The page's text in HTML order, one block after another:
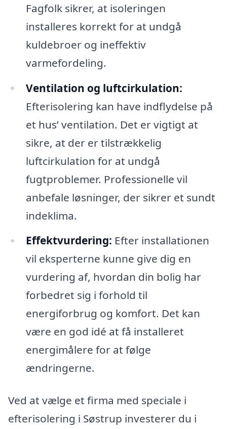
Fagfolk sikrer, at isoleringen
installeres korrekt for at undgå
kuldebroer og ineffektiv
varmefordeling.
Ventilation og luftcirkulation:
Efterisolering kan have indflydelse på
et hus’ ventilation. Det er vigtigt at
sikre, at der er tilstrækkelig
luftcirkulation for at undgå
fugtproblemer. Professionelle vil
anbefale løsninger, der sikrer et sundt
indeklima.
Effektvurdering: Efter installationen
vil eksperterne kunne give dig en
vurdering af, hvordan din bolig har
forbedret sig i forhold til
energiforbrug og komfort. Det kan
være en god idé at få installeret
energimålere for at følge
ændringerne.
Ved at vælge et firma med speciale i
efterisolering i Søstrup investerer du i